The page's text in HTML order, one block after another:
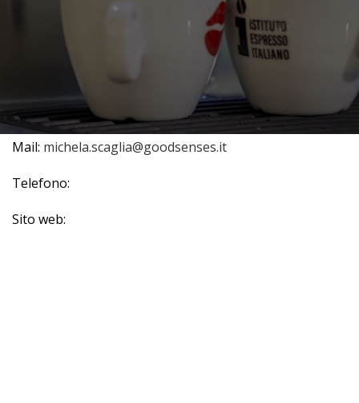
Prova tecnica SRL
Indirizzo: Galleria Vittorio Veneto, 9
Mail: michela.scaglia@goodsenses.it
Telefono:
Sito web: